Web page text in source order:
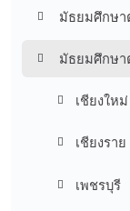
มัธยมศึกษ
มัธยมศึกษา
เชียงใหม่
เชียงราย
เพชรบุรี